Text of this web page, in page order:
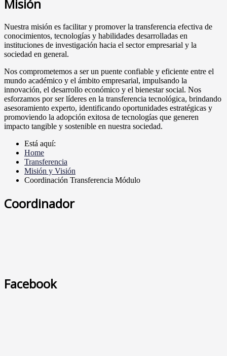
Misión
Nuestra misión es facilitar y promover la transferencia efectiva de
conocimientos, tecnologías y habilidades desarrolladas en
instituciones de investigación hacia el sector empresarial y la
sociedad en general.
Nos comprometemos a ser un puente confiable y eficiente entre el
mundo académico y el ámbito empresarial, impulsando la
innovación, el desarrollo económico y el bienestar social. Nos
esforzamos por ser líderes en la transferencia tecnológica, brindando
asesoramiento experto, identificando oportunidades estratégicas y
promoviendo la adopción exitosa de tecnologías que generen
impacto tangible y sostenible en nuestra sociedad.
Está aquí:
Home
Transferencia
Misión y Visión
Coordinación Transferencia Módulo
Coordinador
Facebook